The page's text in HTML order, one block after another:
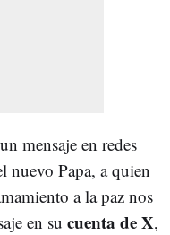
mensaje en redes
nuevo Papa, a quien
a la paz nos
en su cuenta de X,